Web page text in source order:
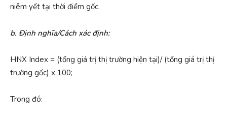
niêm yết tại thời điểm gốc.
b. Định nghĩa/Cách xác định:
HNX Index = (tổng giá trị thị trường hiện tại)/ (tổng giá trị thị
trường gốc) x 100;
Trong đó: